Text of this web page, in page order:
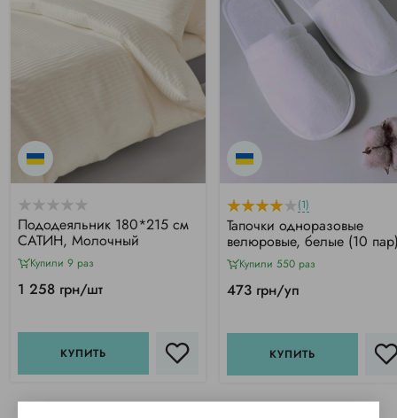
Пододеяльник 180*215 см
САТИН, Молочный
Купили 9 раз
1 258 грн/шт
КУПИТЬ
(1)
Тапочки одноразовые
велюровые, белые (10
Купили 550 раз
473 грн/уп
КУПИТЬ